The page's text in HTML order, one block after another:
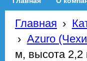
Главная ›
› Azuro
м, высота 2,2